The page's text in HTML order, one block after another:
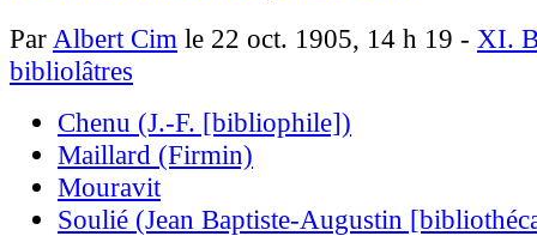
Par Albert Cim le 22 oct. 1905, 14 h 19 - XI.
bibliolâtres
Chenu (J.-F. [bibliophile])
Maillard (Firmin)
Mouravit
Soulié (Jean Baptiste-Augustin